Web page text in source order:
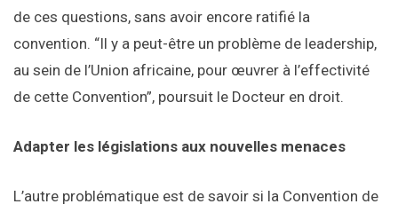
de ces questions, sans avoir encore ratifié la
convention. “Il y a peut-être un problème de leadership,
au sein de l’Union africaine, pour œuvrer à l’effectivité
de cette Convention”, poursuit le Docteur en droit.
Adapter les législations aux nouvelles menaces
L’autre problématique est de savoir si la Convention de